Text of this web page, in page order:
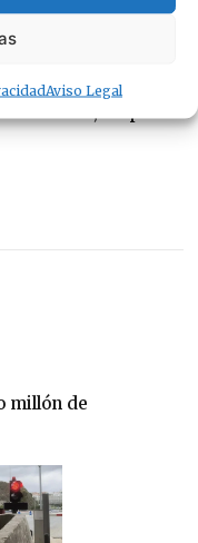
Aviso Legal
millón de